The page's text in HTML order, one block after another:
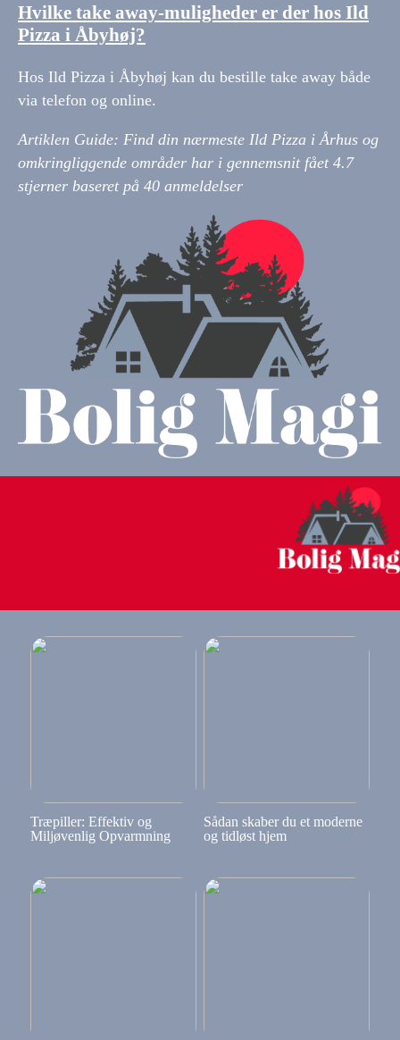
Hvilke take away-muligheder er der hos Ild
Pizza i Åbyhøj?
Hos Ild Pizza i Åbyhøj kan du bestille take away både
via telefon og online.
Artiklen Guide: Find din nærmeste Ild Pizza i Århus og
omkringliggende områder har i gennemsnit fået 4.7
stjerner baseret på 40 anmeldelser
Træpiller: Effektiv og
Miljøvenlig Opvarmning
Sådan skaber du et moderne
og tidløst hjem